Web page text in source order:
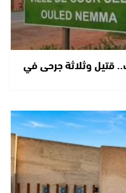
قتيل وثلاثة جرحى في